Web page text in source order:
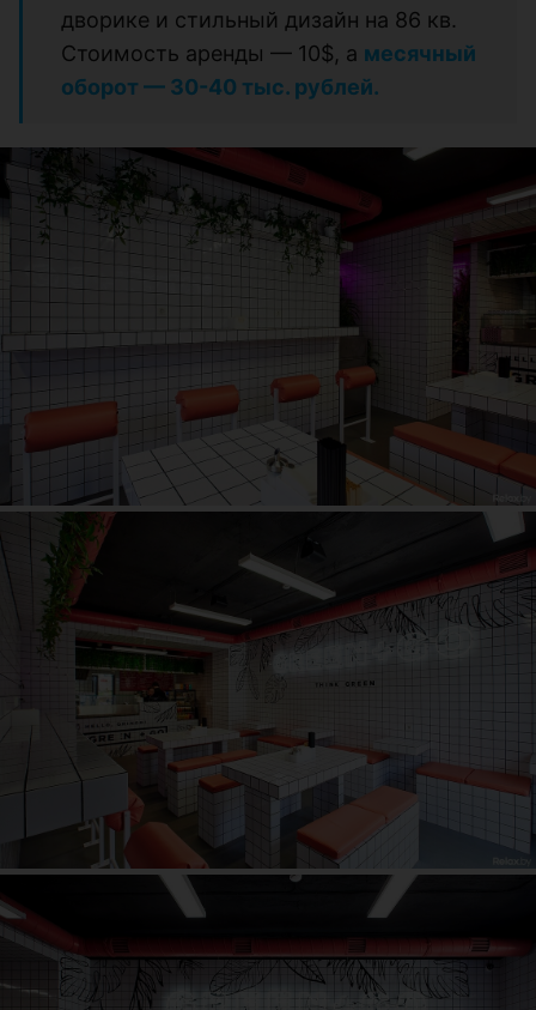
дворике и стильный дизайн на 86 кв.
Стоимость аренды — 10$, а месячный
оборот — 30-40 тыс. рублей.